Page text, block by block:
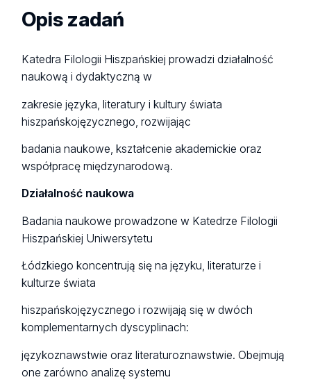
Opis zadań
Katedra Filologii Hiszpańskiej prowadzi działalność
naukową i dydaktyczną w
zakresie języka, literatury i kultury świata
hiszpańskojęzycznego, rozwijając
badania naukowe, kształcenie akademickie oraz
współpracę międzynarodową.
Działalność naukowa
Badania naukowe prowadzone w Katedrze Filologii
Hiszpańskiej Uniwersytetu
Łódzkiego koncentrują się na języku, literaturze i
kulturze świata
hiszpańskojęzycznego i rozwijają się w dwóch
komplementarnych dyscyplinach:
językoznawstwie oraz literaturoznawstwie. Obejmują
one zarówno analizę systemu